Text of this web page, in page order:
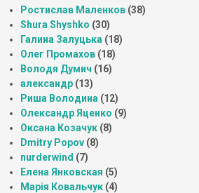
Ростислав Маленков (38)
Shura Shyshko (30)
Галина Залуцька (18)
Олег Промахов (18)
Володя Думич (16)
александр (13)
Риша Володина (12)
Олександр Яценко (9)
Оксана Козачук (8)
Dmitry Popov (8)
nurderwind (7)
Елена Янковская (5)
Марія Ковальчук (4)